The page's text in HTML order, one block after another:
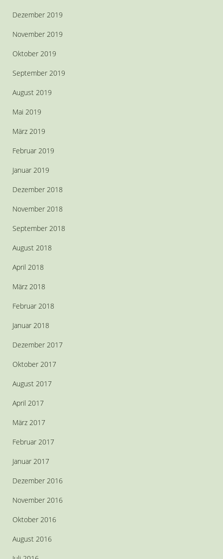
Dezember 2019
November 2019
Oktober 2019
September 2019
August 2019
Mai 2019
März 2019
Februar 2019
Januar 2019
Dezember 2018
November 2018
September 2018
August 2018
April 2018
März 2018
Februar 2018
Januar 2018
Dezember 2017
Oktober 2017
August 2017
April 2017
März 2017
Februar 2017
Januar 2017
Dezember 2016
November 2016
Oktober 2016
August 2016